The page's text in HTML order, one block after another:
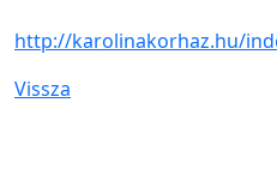
http://karolinakorhaz.hu/
Vissza